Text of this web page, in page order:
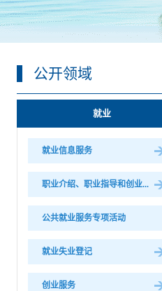
公开领域
就业
就业信息服务
职业介绍、职业指导和创业...
公共就业服务专项活动
就业失业登记
创业服务